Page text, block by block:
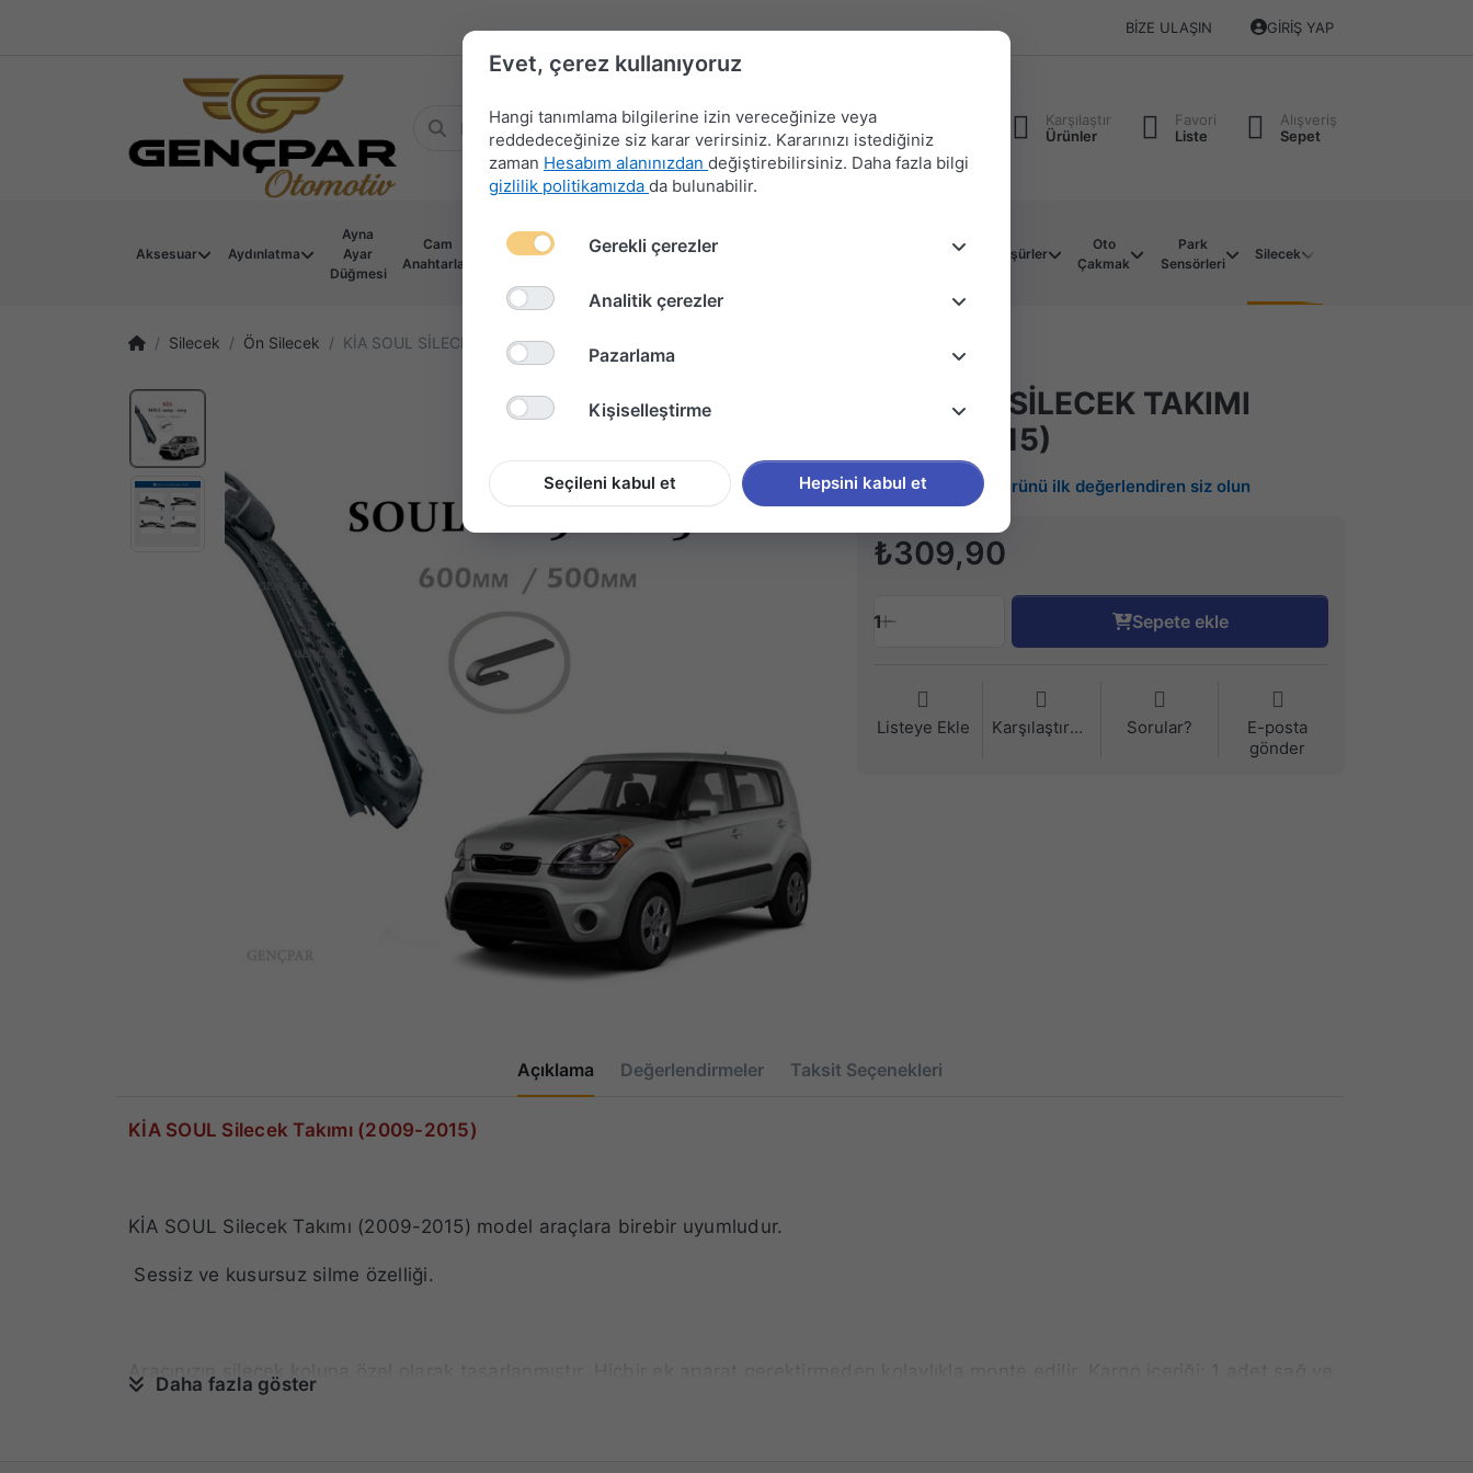
BIZE ULAŞIN GIRIŞ YAP
Karşılaştır
Ürünler
Favori
Liste
Alışveriş
Sepet
Aksesuar Aydınlatma
Ayna
Ayar
Düğmesi
Cam
Anahtarları
Devre
Far
Sinyal-
Merkezi
Müşürler
Oto
Çakmak
Park
Sensörleri
Silecek
Silecek Ön Silecek KİA SOUL SİLECEK TAKIMI (2009-2015)
KİA SOUL SİLECEK TAKIMI
(2009-2015)
Bu ürünü ilk değerlendiren siz olun
₺309,90
1 Sepete ekle
Listeye Ekle Karşılaştırma Sorular?
E-posta
gönder
Açıklama Değerlendirmeler Taksit Seçenekleri
KİA SOUL Silecek Takımı (2009-2015)
KİA SOUL Silecek Takımı (2009-2015) model araçlara birebir uyumludur.
Sessiz ve kusursuz silme özelliği.
1 adet sol silecekten oluşur. Belirtilen fiyat ön cam içindir.
Daha fazla göster
Evet, çerez kullanıyoruz
Hangi tanımlama bilgilerine izin vereceğinize veya
reddedeceğinize siz karar verirsiniz. Kararınızı istediğiniz
zaman Hesabım alanınızdan değiştirebilirsiniz. Daha fazla bilgi
gizlilik politikamızda da bulunabilir.
Gerekli çerezler
Analitik çerezler
Pazarlama
Kişiselleştirme
Seçileni kabul et Hepsini kabul et